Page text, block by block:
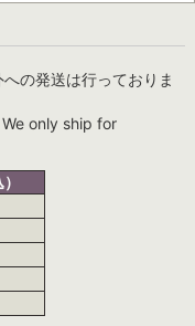
の発送は行っておりま
only ship for